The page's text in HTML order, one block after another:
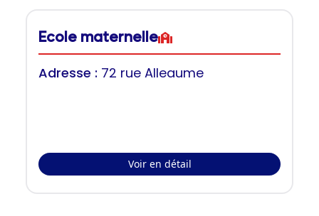
Ecole maternelle
Adresse : 72 rue Alleaume
Voir en détail